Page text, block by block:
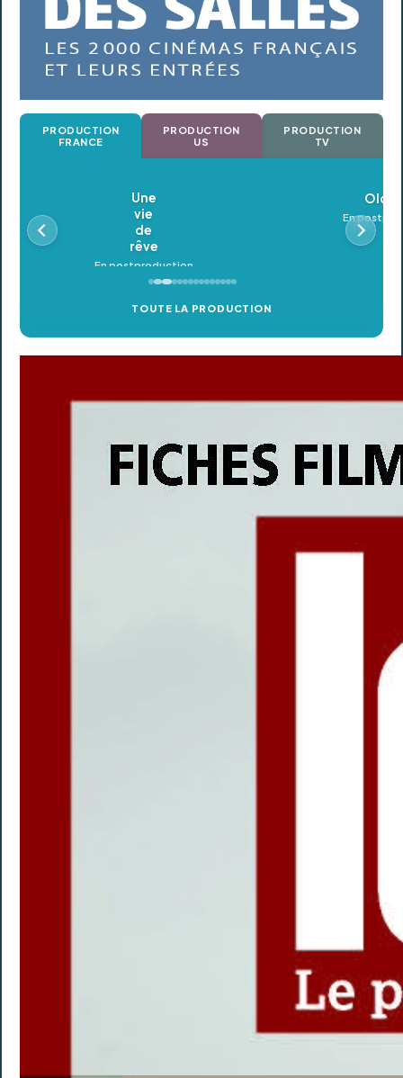
PRODUCTION
FRANCE
PRODUCTION
US
PRODUCTION
TV
Oldeupe
En postproduction
TOUTE LA PRODUCTION